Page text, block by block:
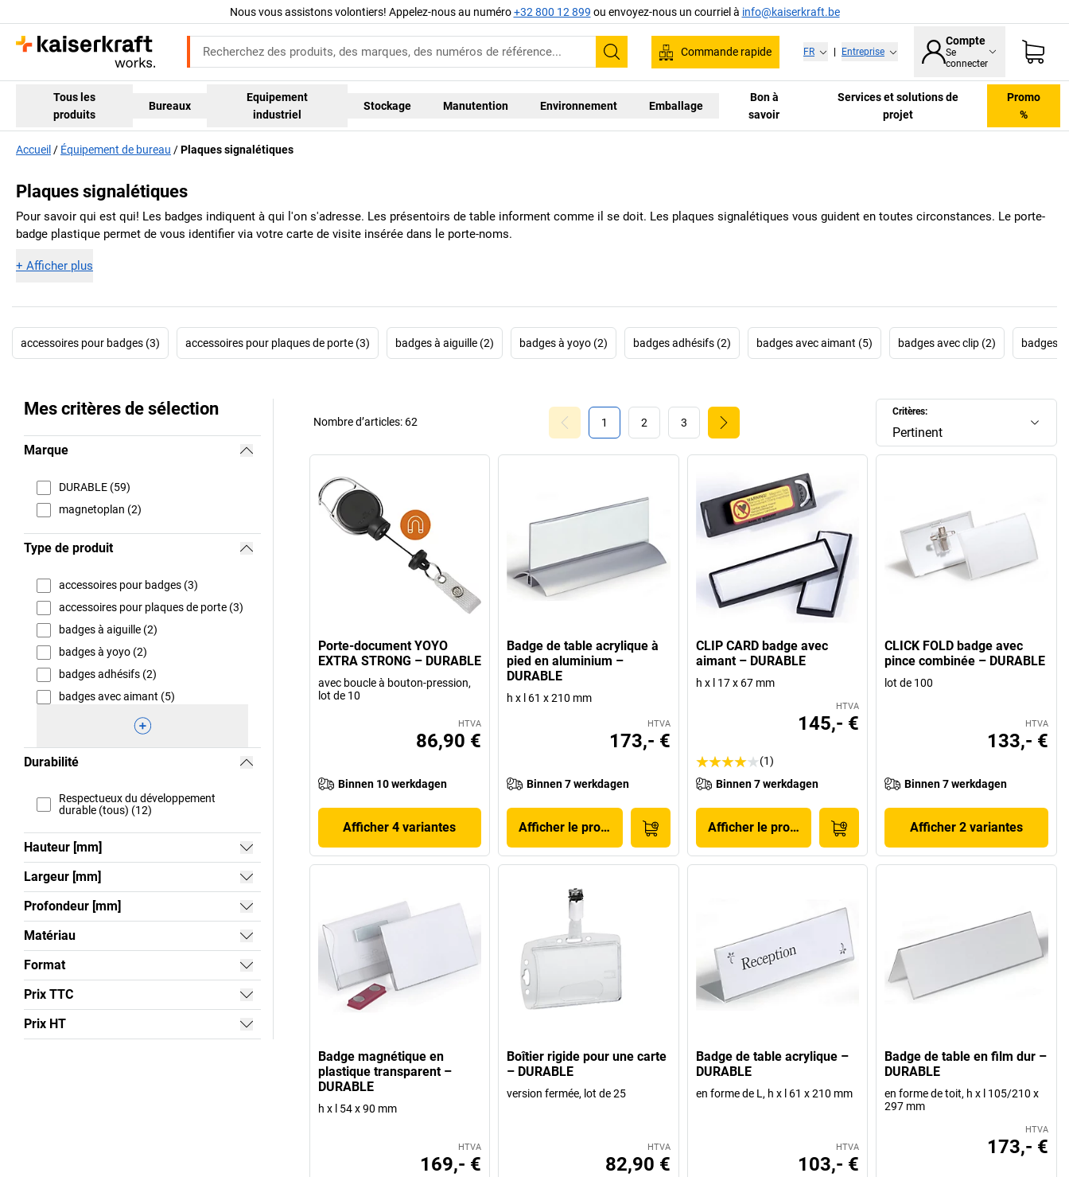
Nous vous assistons volontiers! Appelez-nous au numéro+32 800 12 899 ou envoyez-nous un courriel à info@kaiserkraft.be
Recherche
Commande rapide FR Entreprise
Compte
Se
connecter
Tous les
produits
Bureaux
Equipement
industriel
Stockage Manutention Environnement Emballage
Bon à
savoir
Services et solutions de
projet
Promo
%
Accueil Équipement de bureau Plaques signalétiques
Plaques signalétiques
Pour savoir qui est qui! Les badges indiquent à qui l'on s'adresse. Les présentoirs de table informent comme il se doit. Les plaques signalétiques vous guident en toutes circonstances. Le porte-
badge plastique permet de vous identifier via votre carte de visite insérée dans le porte-noms.
+ Afficher plus
accessoires pour badges (3) accessoires pour plaques de porte (3) badges à aiguille (2) badges à yoyo (2) badges adhésifs (2) badges avec aimant (5) badges avec clip (2) badges
Mes critères de sélection
Marque
DURABLE (59)
magnetoplan (2)
Type de produit
accessoires pour badges (3)
accessoires pour plaques de porte (3)
badges à aiguille (2)
badges à yoyo (2)
badges adhésifs (2)
badges avec aimant (5)
Durabilité
Respectueux du développement
durable (tous) (12)
Hauteur [mm]
Largeur [mm]
Profondeur [mm]
Matériau
Format
Prix TTC
Prix HT
Critères:
Pertinent
1 2 3
Nombre d’articles: 62
Porte-document YOYO
EXTRA STRONG – DURABLE
avec boucle à bouton-pression,
lot de 10
HTVA
86,90 €
Binnen 10 werkdagen
Afficher 4 variantes
Badge de table acrylique à
pied en aluminium –
DURABLE
h x l 61 x 210 mm
HTVA
173,- €
Binnen 7 werkdagen
Afficher le produit
CLIP CARD badge avec
aimant – DURABLE
h x l 17 x 67 mm
HTVA
145,- €
(1)
Binnen 7 werkdagen
Afficher le produit
CLICK FOLD badge avec
pince combinée – DURABLE
lot de 100
HTVA
133,- €
Binnen 7 werkdagen
Afficher 2 variantes
Badge magnétique en
plastique transparent –
DURABLE
h x l 54 x 90 mm
HTVA
169,- €
Boîtier rigide pour une carte
– DURABLE
version fermée, lot de 25
HTVA
82,90 €
Badge de table acrylique –
DURABLE
en forme de L, h x l 61 x 210 mm
HTVA
103,- €
Badge de table en film dur –
DURABLE
en forme de toit, h x l 105/210 x
297 mm
HTVA
173,- €